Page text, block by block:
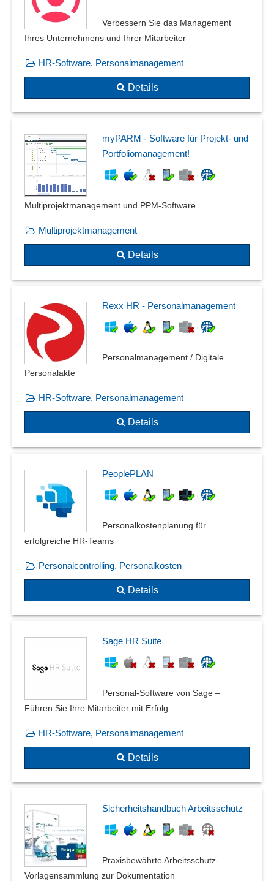
Top-Maßnahmen
Umsatzanalysen
Vorgehens-Strategien
Was-Wäre-Wenn-Szenarien
Verbessern Sie das Management
Ihres Unternehmens und Ihrer Mitarbeiter
HR-Software, Personalmanagement
Details
myPARM - Software für Projekt- und
Portfoliomanagement!
Multiprojektmanagement und PPM-Software
Multiprojektmanagement
Details
Rexx HR - Personalmanagement
Personalmanagement / Digitale
Personalakte
HR-Software, Personalmanagement
Details
PeoplePLAN
Personalkostenplanung für
erfolgreiche HR-Teams
Personalcontrolling, Personalkosten
Details
Sage HR Suite
Personal-Software von Sage –
Führen Sie Ihre Mitarbeiter mit Erfolg
HR-Software, Personalmanagement
Details
Sicherheitshandbuch Arbeitsschutz
Praxisbewährte Arbeitsschutz-
Vorlagensammlung zur Dokumentation